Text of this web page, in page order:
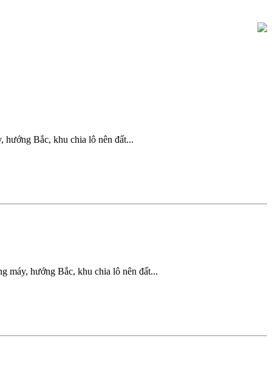
hướng Bắc, khu chia lô nên đất...
máy, hướng Bắc, khu chia lô nên đất...